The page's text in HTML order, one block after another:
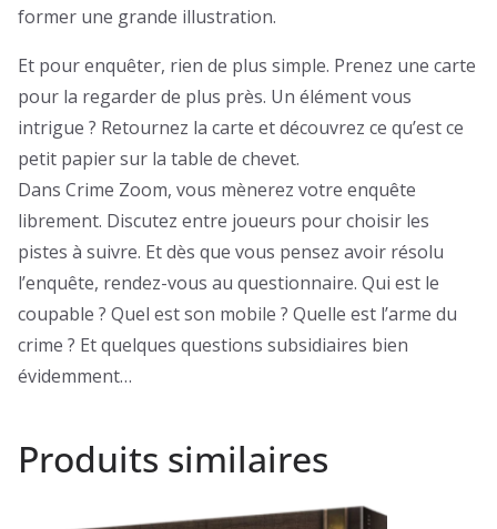
former une grande illustration.
Et pour enquêter, rien de plus simple. Prenez une carte
pour la regarder de plus près. Un élément vous
intrigue ? Retournez la carte et découvrez ce qu’est ce
petit papier sur la table de chevet.
Dans Crime Zoom, vous mènerez votre enquête
librement. Discutez entre joueurs pour choisir les
pistes à suivre. Et dès que vous pensez avoir résolu
l’enquête, rendez-vous au questionnaire. Qui est le
coupable ? Quel est son mobile ? Quelle est l’arme du
crime ? Et quelques questions subsidiaires bien
évidemment…
Produits similaires